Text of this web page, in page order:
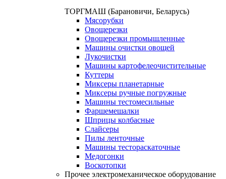
ТОРГМАШ (Барановичи, Беларусь)
Мясорубки
Овощерезки
Овощерезки промышленные
Машины очистки овощей
Лукочистки
Машины картофелеочистительные
Куттеры
Миксеры планетарные
Миксеры ручные погружные
Машины тестомесильные
Фаршемешалки
Шприцы колбасные
Слайсеры
Пилы ленточные
Машины тестораскаточные
Медогонки
Воскотопки
Прочее электромеханическое оборудование